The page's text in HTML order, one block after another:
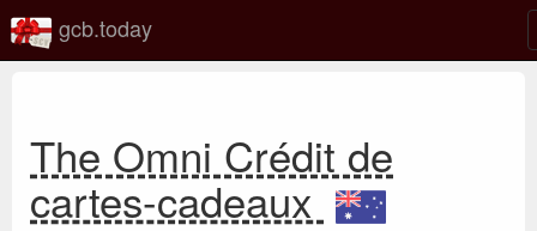
gcb.today
The Omni Crédit de
cartes-cadeaux